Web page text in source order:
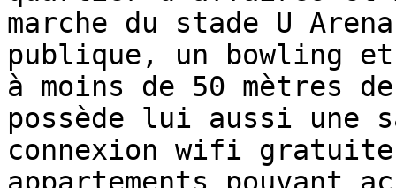
marche du stade U
publique, un bowling
à moins de 50 mètres
possède lui aussi une
connexion wifi